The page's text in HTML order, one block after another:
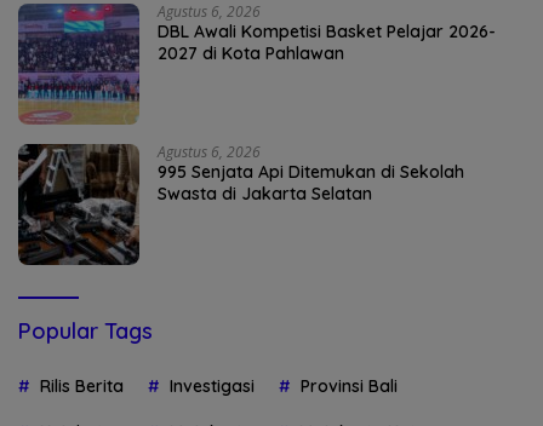
Agustus 6, 2026
DBL Awali Kompetisi Basket Pelajar 2026-
2027 di Kota Pahlawan
Agustus 6, 2026
995 Senjata Api Ditemukan di Sekolah
Swasta di Jakarta Selatan
Popular Tags
Rilis Berita Investigasi Provinsi Bali